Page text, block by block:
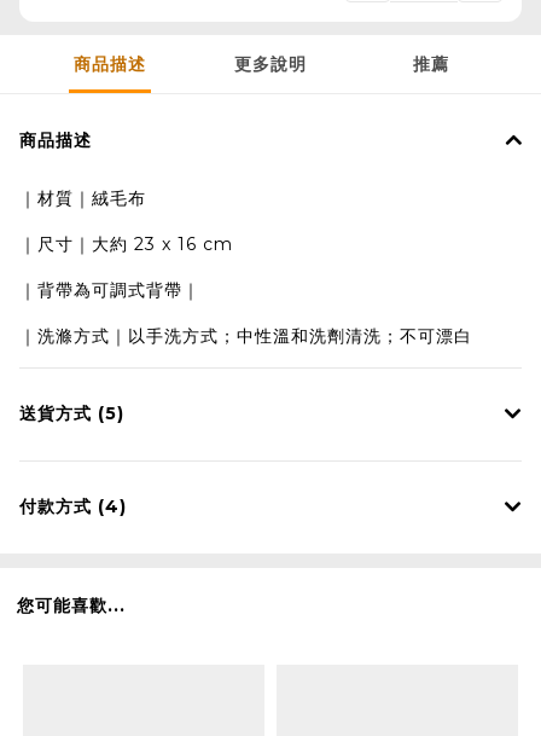
商品描述 更多說明 推薦
商品描述
｜材質｜絨毛布
｜尺寸｜大約 23 x 16 cm
｜背帶為可調式背帶｜
｜洗滌方式｜以手洗方式；中性溫和洗劑清洗；不可漂白
送貨方式 (5)
付款方式 (4)
您可能喜歡...